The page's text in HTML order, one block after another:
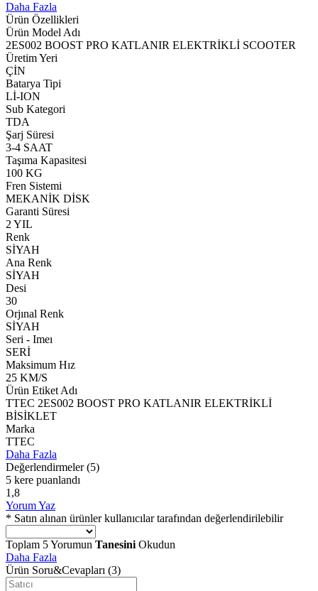
Daha Fazla
Ürün Özellikleri
Ürün Model Adı
2ES002 BOOST PRO KATLANIR ELEKTRİKLİ SCOOTER
Üretim Yeri
ÇİN
Batarya Tipi
Lİ-ION
Sub Kategori
TDA
Şarj Süresi
3-4 SAAT
Taşıma Kapasitesi
100 KG
Fren Sistemi
MEKANİK DİSK
Garanti Süresi
2 YIL
Renk
SİYAH
Ana Renk
SİYAH
Desi
30
Orjınal Renk
SİYAH
Seri - Imeı
SERİ
Maksimum Hız
25 KM/S
Ürün Etiket Adı
TTEC 2ES002 BOOST PRO KATLANIR ELEKTRİKLİ
BİSİKLET
Marka
TTEC
Daha Fazla
Değerlendirmeler (5)
5 kere puanlandı
1,8
Yorum Yaz
* Satın alınan ürünler kullanıcılar tarafından değerlendirilebilir
Toplam 5Yorumun Tanesini Okudun
Daha Fazla
Ürün Soru&Cevapları (3)